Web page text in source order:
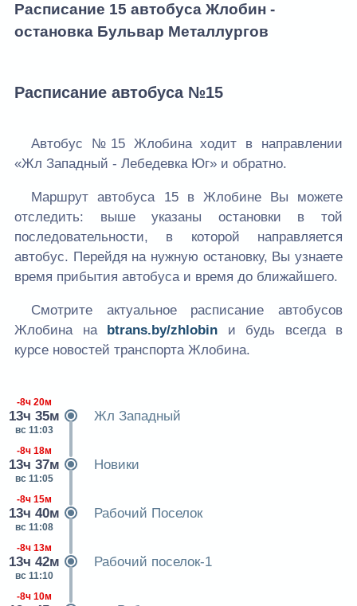
Расписание 15 автобуса Жлобин -
остановка Бульвар Металлургов
Расписание автобуса №15
Автобус №15 Жлобина ходит в направлении
«Жл Западный - Лебедевка Юг» и обратно.
Маршрут автобуса 15 в Жлобине Вы можете
отследить: выше указаны остановки в той
последовательности, в которой направляется
автобус. Перейдя на нужную остановку, Вы узнаете
время прибытия автобуса и время до ближайшего.
Смотрите актуальное расписание автобусов
Жлобина на btrans.by/zhlobin и будь всегда в
курсе новостей транспорта Жлобина.
-8ч 20м
13ч 35м
вс 11:03
Жл Западный
-8ч 18м
13ч 37м
вс 11:05
Новики
-8ч 15м
13ч 40м
вс 11:08
Рабочий Поселок
-8ч 13м
13ч 42м
вс 11:10
Рабочий поселок-1
-8ч 10м